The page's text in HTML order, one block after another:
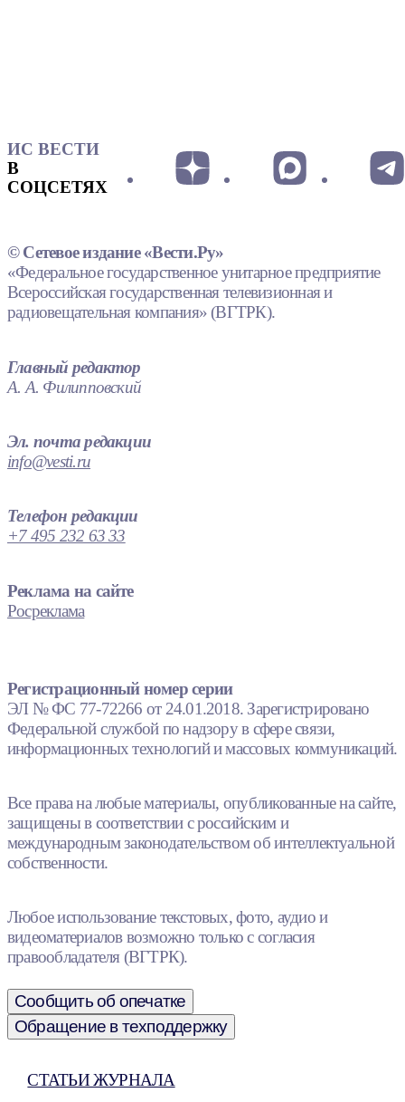
ИС ВЕСТИ
В
СОЦСЕТЯХ
© Сетевое издание «Вести.Ру»
«Федеральное государственное унитарное предприятие
Всероссийская государственная телевизионная и
радиовещательная компания» (ВГТРК).
Главный редактор
А. А. Филипповский
Эл. почта редакции
info@vesti.ru
Телефон редакции
+7 495 232 63 33
Реклама на сайте
Росреклама
Регистрационный номер серии
ЭЛ № ФС 77-72266 от 24.01.2018. Зарегистрировано
Федеральной службой по надзору в сфере связи,
информационных технологий и массовых коммуникаций.
Все права на любые материалы, опубликованные на сайте,
защищены в соответствии с российским и
международным законодательством об интеллектуальной
собственности.
Любое использование текстовых, фото, аудио и
видеоматериалов возможно только с согласия
правообладателя (ВГТРК).
Сообщить об опечатке
Обращение в техподдержку
СТАТЬИ ЖУРНАЛА